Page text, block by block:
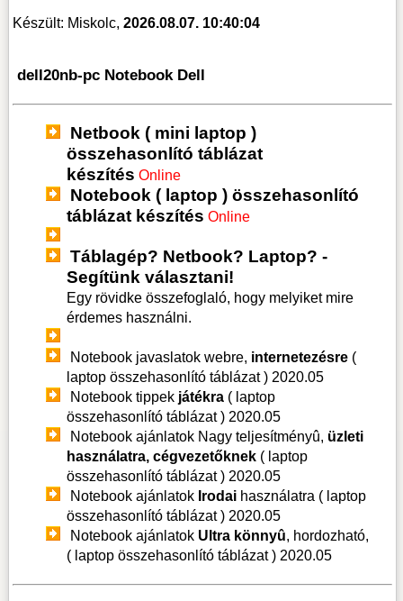
Készült: Miskolc,2026.08.07. 10:40:04
dell20nb-pc Notebook Dell
Netbook ( mini laptop )
összehasonlító táblázat
készítés Online
Notebook ( laptop ) összehasonlító
táblázat készítés Online
Táblagép? Netbook? Laptop? -
Segítünk választani!
Egy rövidke összefoglaló, hogy melyiket mire
érdemes használni.
Notebook javaslatok webre, internetezésre (
laptop összehasonlító táblázat ) 2020.05
Notebook tippek játékra ( laptop
összehasonlító táblázat ) 2020.05
Notebook ajánlatok Nagy teljesítményû, üzleti
használatra, cégvezetőknek ( laptop
összehasonlító táblázat ) 2020.05
Notebook ajánlatok Irodai használatra ( laptop
összehasonlító táblázat ) 2020.05
Notebook ajánlatok Ultra könnyû, hordozható,
( laptop összehasonlító táblázat ) 2020.05